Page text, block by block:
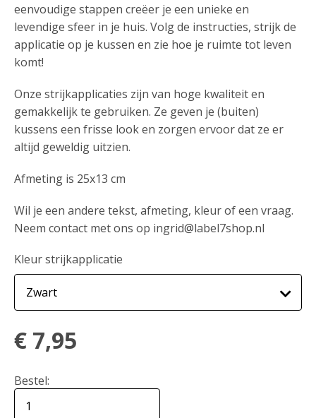
eenvoudige stappen creëer je een unieke en
levendige sfeer in je huis. Volg de instructies, strijk de
applicatie op je kussen en zie hoe je ruimte tot leven
komt!
Onze strijkapplicaties zijn van hoge kwaliteit en
gemakkelijk te gebruiken. Ze geven je (buiten)
kussens een frisse look en zorgen ervoor dat ze er
altijd geweldig uitzien.
Afmeting is 25x13 cm
Wil je een andere tekst, afmeting, kleur of een vraag.
Neem contact met ons op ingrid@label7shop.nl
Kleur strijkapplicatie
€ 7,95
Bestel: